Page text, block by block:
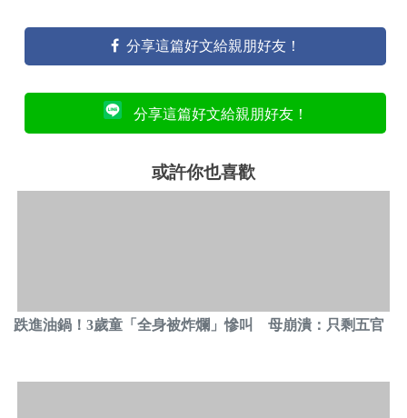
分享這篇好文給親朋好友！
分享這篇好文給親朋好友！
或許你也喜歡
跌進油鍋！3歲童「全身被炸爛」慘叫 母崩潰：只剩五官